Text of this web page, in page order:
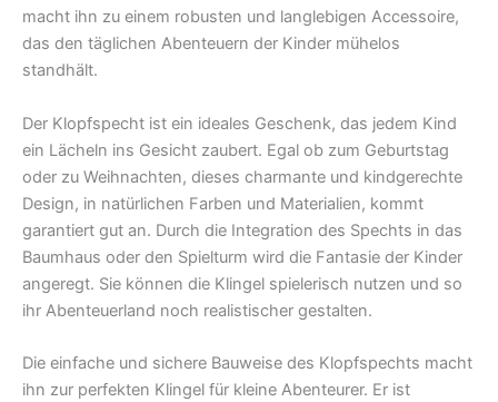
macht ihn zu einem robusten und langlebigen Accessoire,
das den täglichen Abenteuern der Kinder mühelos
standhält.
Der Klopfspecht ist ein ideales Geschenk, das jedem Kind
ein Lächeln ins Gesicht zaubert. Egal ob zum Geburtstag
oder zu Weihnachten, dieses charmante und kindgerechte
Design, in natürlichen Farben und Materialien, kommt
garantiert gut an. Durch die Integration des Spechts in das
Baumhaus oder den Spielturm wird die Fantasie der Kinder
angeregt. Sie können die Klingel spielerisch nutzen und so
ihr Abenteuerland noch realistischer gestalten.
Die einfache und sichere Bauweise des Klopfspechts macht
ihn zur perfekten Klingel für kleine Abenteurer. Er ist